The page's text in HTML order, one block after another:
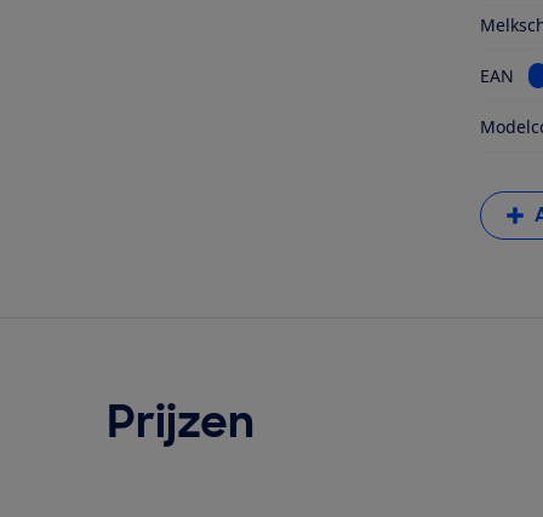
EAN
Prijzen